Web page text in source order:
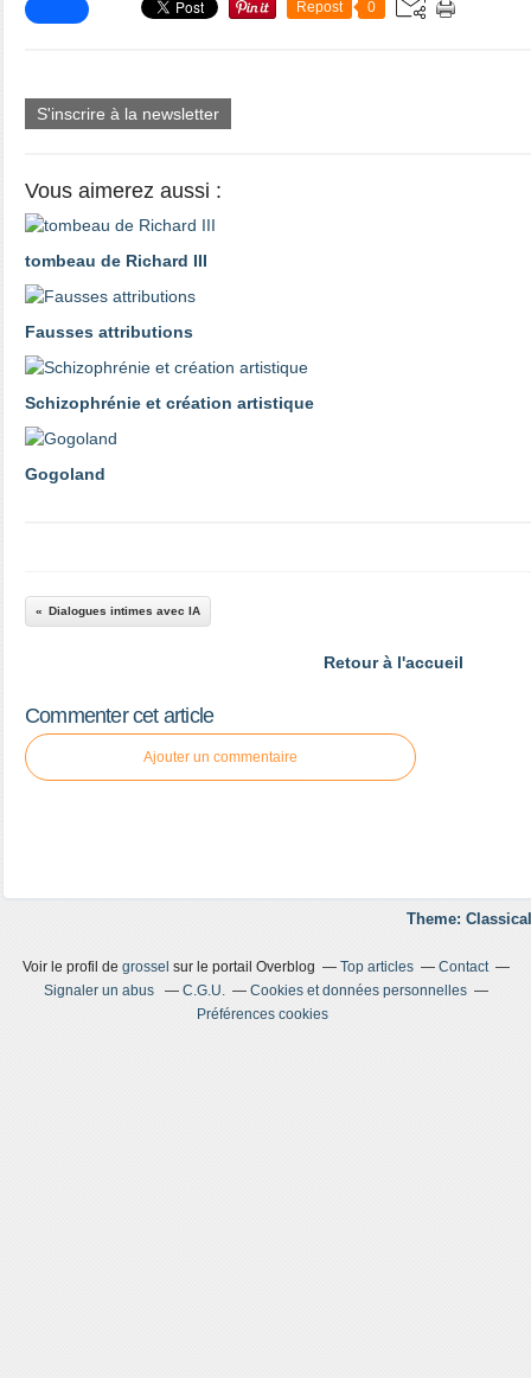
Repost 0
S'inscrire à la newsletter
Vous aimerez aussi :
tombeau de Richard III
Fausses attributions
Schizophrénie et création artistique
Gogoland
Dialogues intimes avec IA
Retour à l'accueil
Commenter cet article
Ajouter un commentaire
Theme:
Voir le profil de grossel sur le portail Overblog Top articles
Contact
Signaler un abus
C.G.U.
Cookies et données personnelles
Préférences cookies